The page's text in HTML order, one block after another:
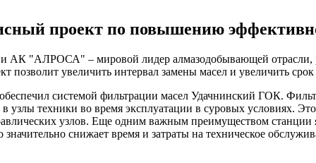
проект по повышению
"АЛРОСА" – мировой лидер алмазодобывающей отрасли,
увеличить интервал замены масел и увеличить
системой фильтрации масел Удачнинский ГОК.
техники во время эксплуатации в суровых условиях.
узлов. Еще одним важным преимуществом станции
значительно снижает время и затраты на техническое